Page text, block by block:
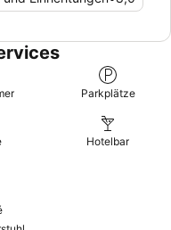
Parkplätze
Hotelbar